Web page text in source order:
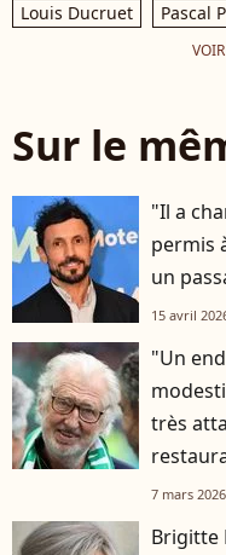
Louis Ducruet
Pascal
Sur le
"Il a
permis
un
15 avril
"Un
très
7 mars 2026
Brigitte